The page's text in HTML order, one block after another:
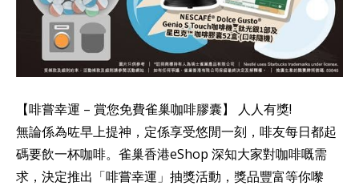
【啡嘗幸運 – 賞您免費雀巢咖啡膠囊】 人人有獎!
無論係為咗早上提神，定係享受悠閒一刻，啡友每日都起
碼要飲一杯咖啡。雀巢香港eShop 深知大家對咖啡嘅需
求，決定推出「啡嘗幸運」抽獎活動，獎品豐富等你嚟